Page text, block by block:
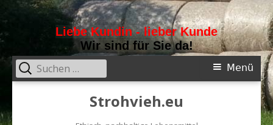
Liebe Kundin - lieber Kunde
Wir sind für Sie da!